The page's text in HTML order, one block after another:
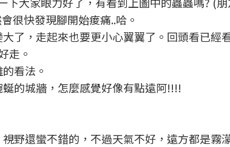
很快發現腳開始痠痛..哈。
了，走起來也要更小心翼翼了。回頭看已經
走。
看法。
的城牆，怎麼感覺好像有點遠阿!!!!
野還蠻不錯的，不過天氣不好，遠方都是霧